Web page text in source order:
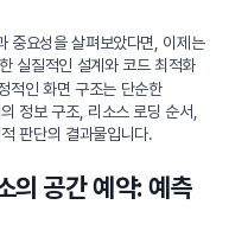
중요성을 살펴보았다면, 이제는
실질적인 설계와 코드 최적화
적인 화면 구조는 단순한
정보 구조, 리소스 로딩 순서,
판단의 결과물입니다.
의 공간 예약: 예측